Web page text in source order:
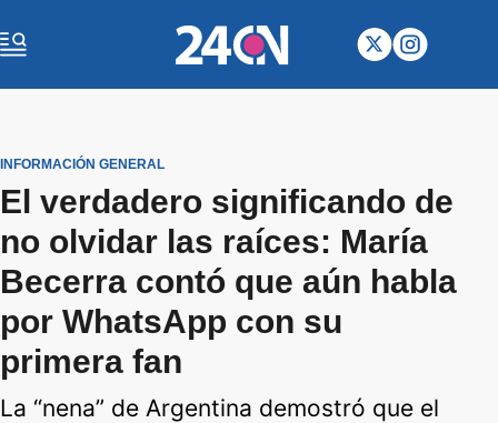
INFORMACIÓN GENERAL
El verdadero significando de
no olvidar las raíces: María
Becerra contó que aún habla
por WhatsApp con su
primera fan
La “nena” de Argentina demostró que el